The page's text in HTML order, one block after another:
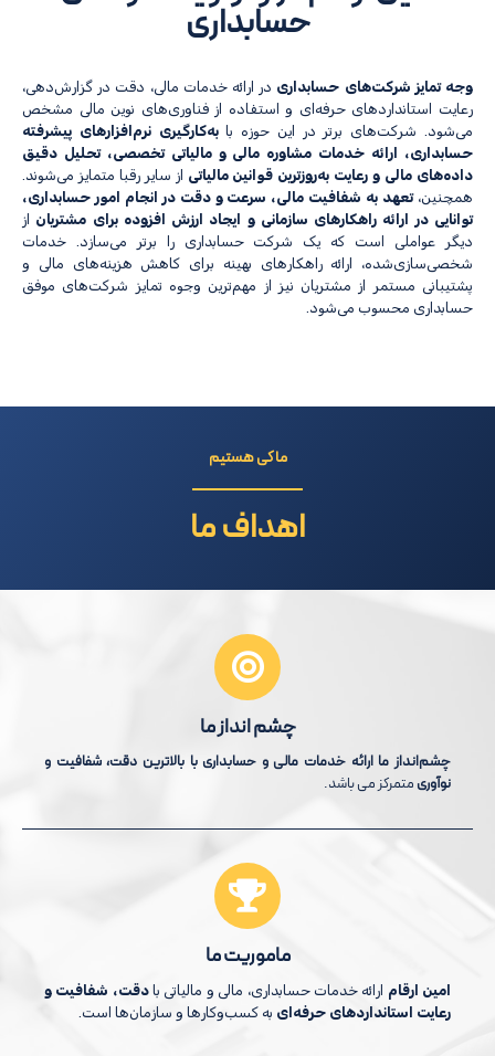
حسابداری
وجه تمایز شرکت‌های حسابداری در ارائه خدمات مالی، دقت در گزارش‌دهی،
رعایت استانداردهای حرفه‌ای و استفاده از فناوری‌های نوین مالی مشخص
می‌شود. شرکت‌های برتر در این حوزه بابه‌کارگیری نرم‌افزارهای پیشرفته
حسابداری، ارائه خدمات مشاوره مالی و مالیاتی تخصصی، تحلیل دقیق
داده‌های مالی و رعایت به‌روزترین قوانین مالیاتی از سایر رقبا متمایز می‌شوند.
همچنین،تعهد به شفافیت مالی، سرعت و دقت در انجام امور حسابداری،
توانایی در ارائه راهکارهای سازمانی و ایجاد ارزش افزوده برای مشتریان از
دیگر عواملی است که یک شرکت حسابداری را برتر می‌سازد. خدمات
شخصی‌سازی‌شده، ارائه راهکارهای بهینه برای کاهش هزینه‌های مالی و
پشتیبانی مستمر از مشتریان نیز از مهم‌ترین وجوه تمایز شرکت‌های موفق
حسابداری محسوب می‌شود.
ما کی هستیم
اهداف ما
چشم انداز ما
چشم‌انداز ما ارائه خدمات مالی و حسابداری با بالاترین دقت، شفافیت و
نوآوری متمرکز می باشد.
ماموریت ما
امین ارقام ارائه خدمات حسابداری، مالی و مالیاتی بادقت، شفافیت و
رعایت استانداردهای حرفه‌ای به کسب‌وکارها و سازمان‌ها است.